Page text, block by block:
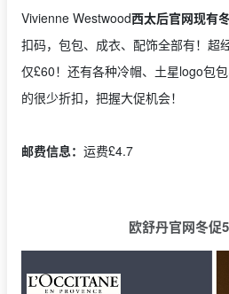
Vivienne Westwood西太后官网现有
扣码，包包、成衣、配饰全部有！超
仅£60！还有各种冷帽、土星logo包
的很少折扣，把握大促机会！
邮费信息： 运费£4.7
欧舒丹官网冬促5